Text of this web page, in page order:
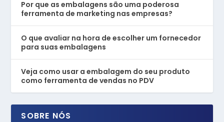
Por que as embalagens são uma poderosa
ferramenta de marketing nas empresas?
O que avaliar na hora de escolher um fornecedor
para suas embalagens
Veja como usar a embalagem do seu produto
como ferramenta de vendas no PDV
SOBRE NÓS